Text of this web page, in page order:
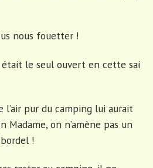
nous fouetter !
le seul ouvert en cette sai
l’air pur du camping lui aurait
Madame, on n’amène pas un
!